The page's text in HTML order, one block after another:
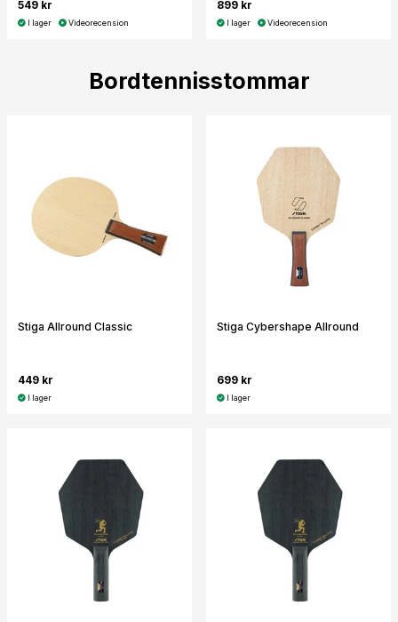
549 kr
I lager Videorecension
899 kr
I lager Videorecension
Bordtennisstommar
Stiga Allround Classic
449 kr
I lager
Stiga Cybershape Allround
699 kr
I lager